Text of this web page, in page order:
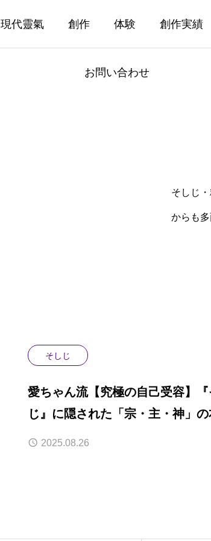
現代靈氣 創作 体験 創作実績
お問い合わせ
そしじ
からも多
そしじ
愛ちゃん流【究極の自己受容】『
じ』に隠された「宗・主・神」
意味
2025.08.26